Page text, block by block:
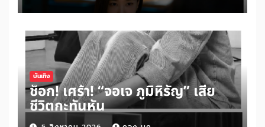
บันเทิง
ช็อก! เศร้า! “จอเจ ภูมิหิรัญ” เสีย
ชีวิตกะทันหัน